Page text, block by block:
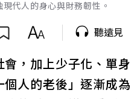
代人的身心與財務韌性。
聽遠見
，加上少子化、單身
人的老後」逐漸成為